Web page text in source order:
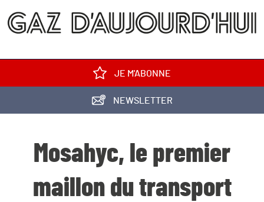
JE M'ABONNE
NEWSLETTER
Mosahyc, le premier
maillon du transport